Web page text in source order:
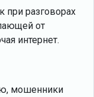
при разговорах
от
интернет.
мошенники